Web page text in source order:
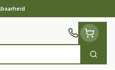
Zoek